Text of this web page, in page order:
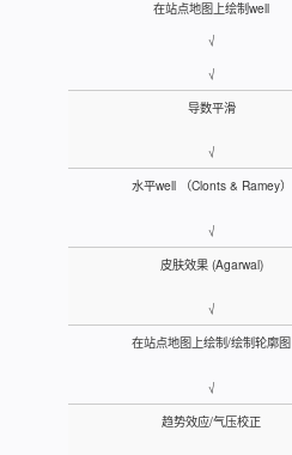
在站点地图上绘制well
√
√
导数平滑
√
水平well （Clonts & Ramey）
√
皮肤效果 (Agarwal)
√
在站点地图上绘制/绘制轮廓图
√
趋势效应/气压校正